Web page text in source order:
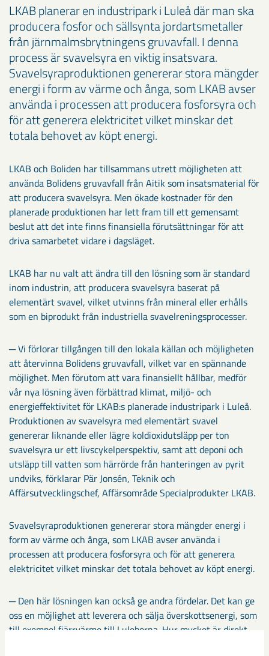
LKAB planerar en industripark i Luleå där man ska
producera fosfor och sällsynta jordartsmetaller
från järnmalmsbrytningens gruvavfall. I denna
process är svavelsyra en viktig insatsvara.
Svavelsyraproduktionen genererar stora mängder
energi i form av värme och ånga, som LKAB avser
använda i processen att producera fosforsyra och
för att generera elektricitet vilket minskar det
totala behovet av köpt energi.
LKAB och Boliden har tillsammans utrett möjligheten att
använda Bolidens gruvavfall från Aitik som insatsmaterial för
att producera svavelsyra. Men ökade kostnader för den
planerade produktionen har lett fram till ett gemensamt
beslut att det inte finns finansiella förutsättningar för att
driva samarbetet vidare i dagsläget.
LKAB har nu valt att ändra till den lösning som är standard
inom industrin, att producera svavelsyra baserat på
elementärt svavel, vilket utvinns från mineral eller erhålls
som en biprodukt från industriella svavelreningsprocesser.
─ Vi förlorar tillgången till den lokala källan och möjligheten
att återvinna Bolidens gruvavfall, vilket var en spännande
möjlighet. Men förutom att vara finansiellt hållbar, medför
vår nya lösning även förbättrad klimat, miljö- och
energieffektivitet för LKAB:s planerade industripark i Luleå.
Produktionen av svavelsyra med elementärt svavel
genererar liknande eller lägre koldioxidutsläpp per ton
svavelsyra ur ett livscykelperspektiv, samt att deponi och
utsläpp till vatten som härrörde från hanteringen av pyrit
undviks, förklarar Pär Jonsén, Teknik och
Affärsutvecklingschef, Affärsområde Specialprodukter LKAB.
Svavelsyraproduktionen genererar stora mängder energi i
form av värme och ånga, som LKAB avser använda i
processen att producera fosforsyra och för att generera
elektricitet vilket minskar det totala behovet av köpt energi.
─ Den här lösningen kan också ge andra fördelar. Det kan ge
oss en möjlighet att leverera och sälja överskottsenergi, som
till exempel fjärrvärme till Luleborna. Hur mycket är direkt